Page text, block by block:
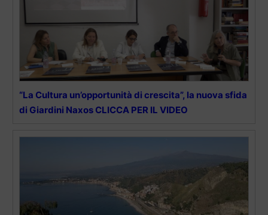
“La Cultura un’opportunità di crescita”, la nuova sfida
di Giardini Naxos CLICCA PER IL VIDEO